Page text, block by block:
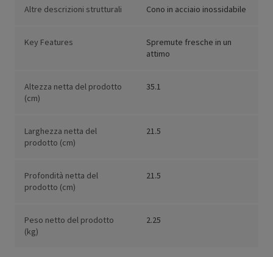
Altre descrizioni strutturali Cono in acciaio inossidabile
Key Features
Spremute fresche in un
attimo
Altezza netta del prodotto
(cm)
35.1
Larghezza netta del
prodotto (cm)
21.5
Profondità netta del
prodotto (cm)
21.5
Peso netto del prodotto
(kg)
2.25